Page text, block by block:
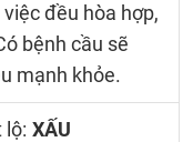
đều hòa hợp,
bệnh cầu sẽ
mạnh khỏe.
lộ: XẤU